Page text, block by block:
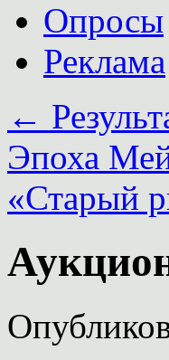
Опросы
Реклама
←
Эпоха
«Старый